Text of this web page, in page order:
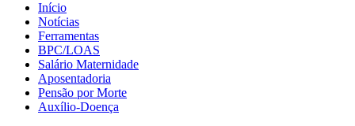
Início
Notícias
Ferramentas
BPC/LOAS
Salário Maternidade
Aposentadoria
Pensão por Morte
Auxílio-Doença